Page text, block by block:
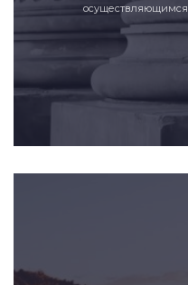
осуществляющимся